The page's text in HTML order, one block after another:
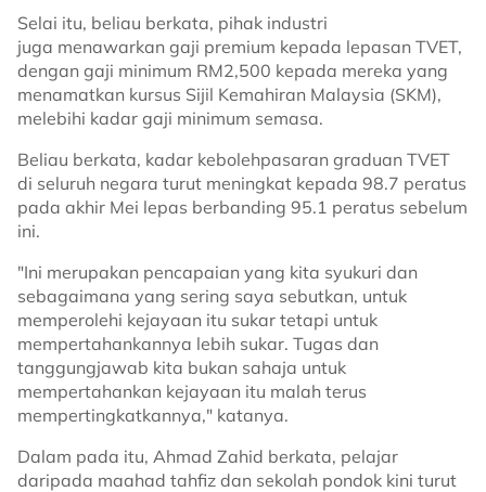
Selai itu, beliau berkata, pihak industri
juga menawarkan gaji premium kepada lepasan TVET,
dengan gaji minimum RM2,500 kepada mereka yang
menamatkan kursus Sijil Kemahiran Malaysia (SKM),
melebihi kadar gaji minimum semasa.
Beliau berkata, kadar kebolehpasaran graduan TVET
di seluruh negara turut meningkat kepada 98.7 peratus
pada akhir Mei lepas berbanding 95.1 peratus sebelum
ini.
"Ini merupakan pencapaian yang kita syukuri dan
sebagaimana yang sering saya sebutkan, untuk
memperolehi kejayaan itu sukar tetapi untuk
mempertahankannya lebih sukar. Tugas dan
tanggungjawab kita bukan sahaja untuk
mempertahankan kejayaan itu malah terus
mempertingkatkannya," katanya.
Dalam pada itu, Ahmad Zahid berkata, pelajar
daripada maahad tahfiz dan sekolah pondok kini turut